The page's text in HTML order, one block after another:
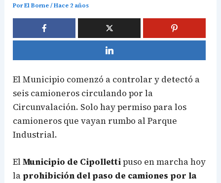
PorEl Borne/Hace 2 años
El Municipio comenzó a controlar y detectó a
seis camioneros circulando por la
Circunvalación. Solo hay permiso para los
camioneros que vayan rumbo al Parque
Industrial.
ElMunicipio de Cipollettipuso en marcha hoy
laprohibición del paso de camiones por la